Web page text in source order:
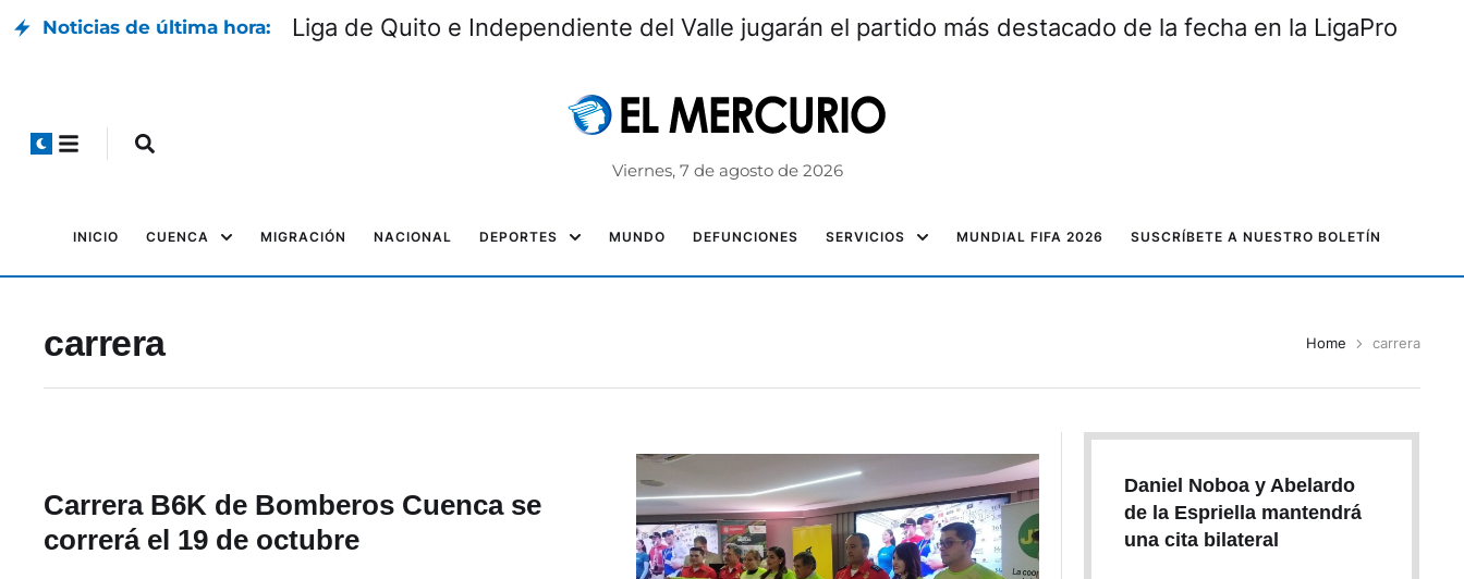
Noticias de última hora: Qué centros de salud y hospitales atenderán en este feriado en Azuay
Viernes, 7 de agosto de 2026
INICIO CUENCA MIGRACIÓN NACIONAL DEPORTES MUNDO DEFUNCIONES SERVICIOS MUNDIAL FIFA 2026 SUSCRÍBETE A NUESTRO BOLETÍN
carrera Home carrera
Carrera B6K de Bomberos Cuenca se
correrá el 19 de octubre
Daniel Noboa y Abelardo
de la Espriella mantendrá
una cita bilateral